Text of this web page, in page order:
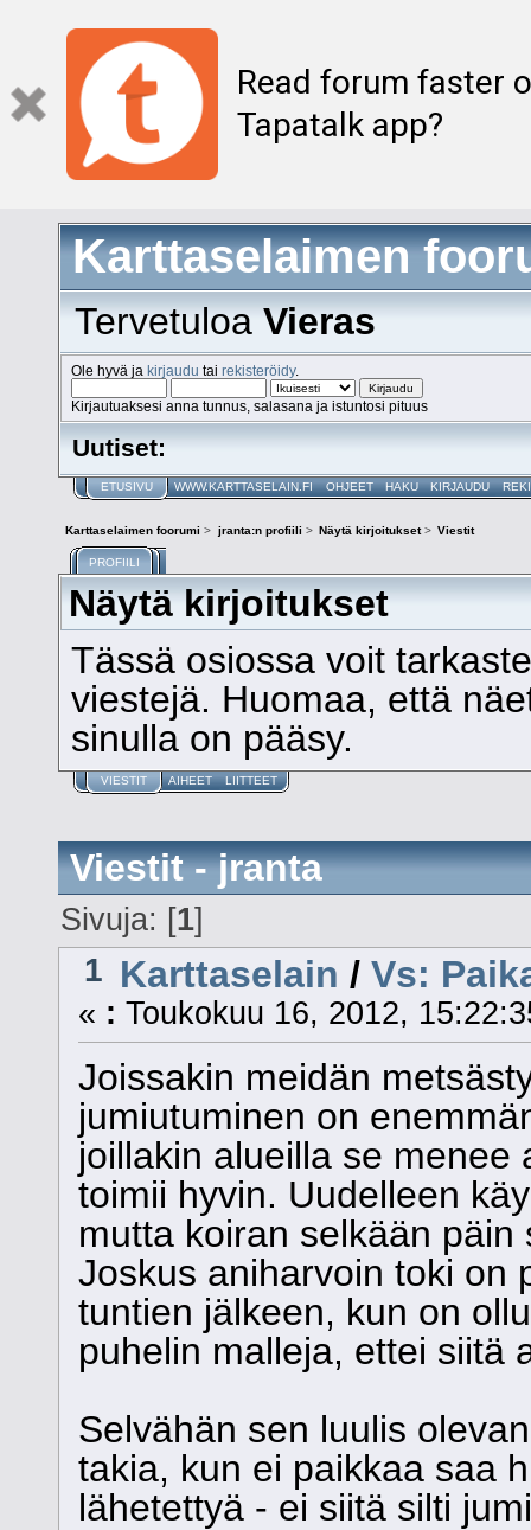
Read forum faster
Tapatalk app?
Karttaselaimen
TervetuloaVieras
Ole hyvä jakirjaudu tairekisteröidy.
Kirjautuaksesi anna tunnus, salasana ja istuntosi pituus
Uutiset:
ETUSIVU WWW.KARTTASELAIN.FI OHJEET HAKU KIRJAUDU
Karttaselaimen foorumi > jranta:n profiili > Näytä kirjoitukset> Viestit
PROFIILI
Näytä kirjoitukset
Tässä osiossa voit
viestejä. Huomaa, että
sinulla on pääsy.
VIESTIT AIHEET LIITTEET
Viestit - jranta
Sivuja: [1]
1 Karttaselain /Vs:
« : Toukokuu 16, 2012,
Joissakin meidän
jumiutuminen on
joillakin alueilla se menee
toimii hyvin. Uudelleen
mutta koiran selkään
Joskus aniharvoin toki on
tuntien jälkeen, kun on
puhelin malleja, ettei siitä
Selvähän sen luulis
takia, kun ei paikkaa saa
lähetettyä - ei siitä silti